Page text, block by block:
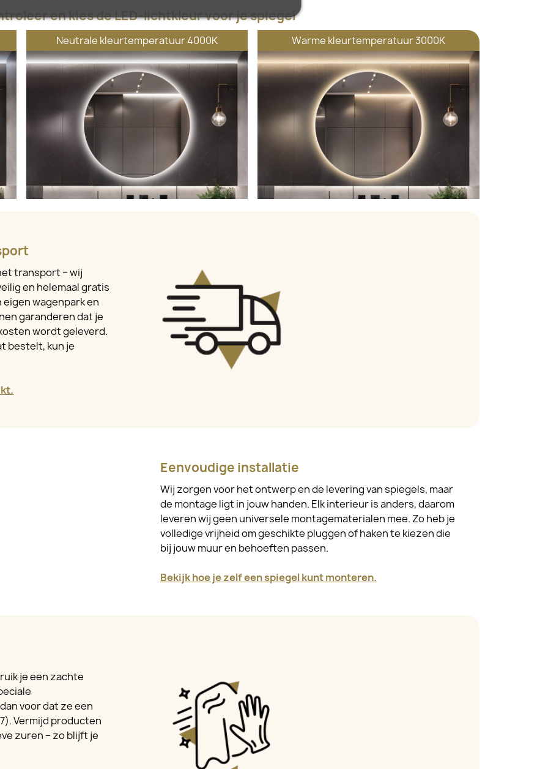
en kies de LED-lichtkleur voor je spiegel
Neutrale kleurtemperatuur 4000K Warme kleurtemperatuur 3000K
transport – wij
en helemaal gratis
eigen wagenpark en
garanderen dat je
wordt geleverd.
bestelt, kun je
Eenvoudige installatie
Wij zorgen voor het ontwerp en de levering van spiegels, maar
de montage ligt in jouw handen. Elk interieur is anders, daarom
leveren wij geen universele montagematerialen mee. Zo heb je
volledige vrijheid om geschikte pluggen of haken te kiezen die
bij jouw muur en behoeften passen.
Bekijk hoe je zelf een spiegel kunt monteren.
je een zachte
voor dat ze een
Vermijd producten
zuren – zo blijft je